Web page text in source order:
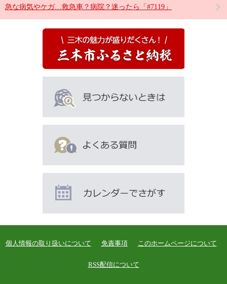
急な病気やケガ…救急車？病院？迷ったら「#7119」
個人情報の取り扱いについて 免責事項 このホームページについて
RSS配信について